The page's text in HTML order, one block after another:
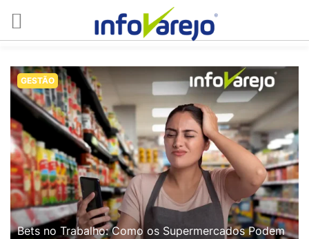
GESTÃO
Bets no Trabalho: Como os Supermercados Podem